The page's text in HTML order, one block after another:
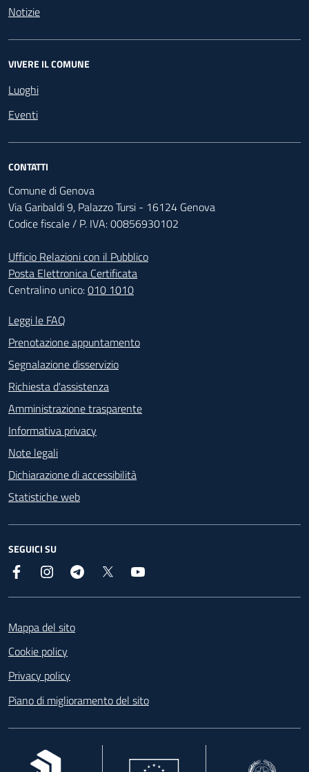
Notizie
VIVERE IL COMUNE
Luoghi
Eventi
CONTATTI
Comune di Genova
Via Garibaldi 9, Palazzo Tursi - 16124 Genova
Codice fiscale / P. IVA: 00856930102
Ufficio Relazioni con il Pubblico
Posta Elettronica Certificata
Centralino unico:010 1010
Footer - Contatti
Leggi le FAQ
Prenotazione appuntamento
Segnalazione disservizio
Richiesta d'assistenza
Amministrazione trasparente
Informativa privacy
Note legali
Dichiarazione di accessibilità
Statistiche web
SEGUICI SU
Facebook InstagramTelegram
Mappa del sito
Cookie policy
Privacy policy
Piano di miglioramento del sito
, apre in una nuova scheda